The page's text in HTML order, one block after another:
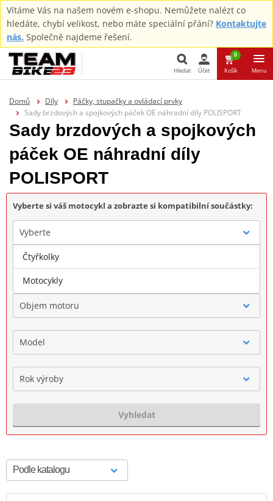
Vítáme Vás na našem novém e-shopu. Nemůžete nalézt co
hledáte, chybí velikost, nebo máte speciální přání? Kontaktujte
nás. Společně najdeme řešení.
Hledat Účet
0
Košík Menu
Domů Díly
Páčky, stupačky a ovládací prvky
Sady brzdových a spojkových páček OE náhradní díly POLISPORT
Sady brzdových a spojkových
páček OE náhradní díly
POLISPORT
Vyberte si váš motocykl a zobrazte si kompatibilní součástky:
Vyberte
Značka
Objem motoru
Model
Rok výroby
Vyhledat
Čtyřkolky
Motocykly